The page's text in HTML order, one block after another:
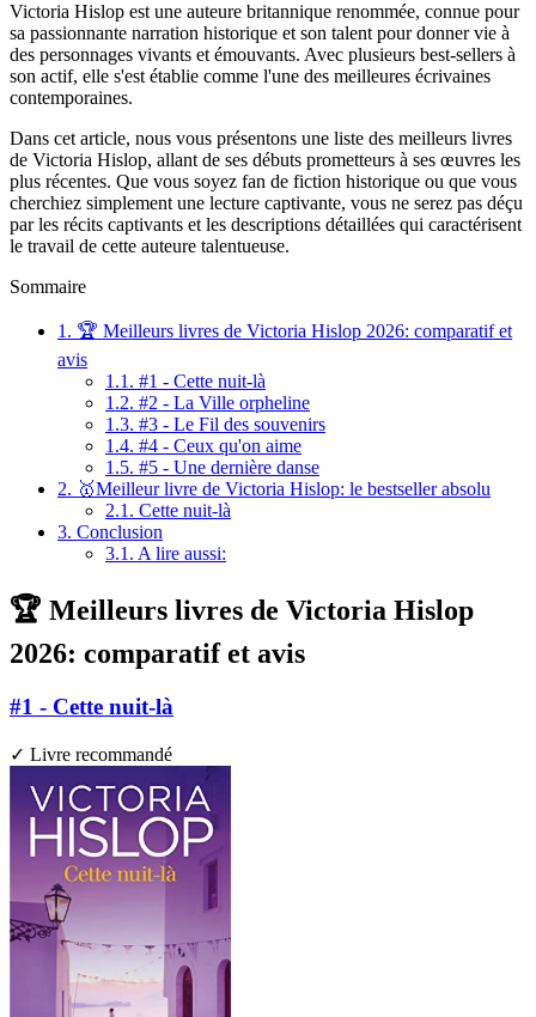
Victoria Hislop est une auteure britannique renommée, connue pour
sa passionnante narration historique et son talent pour donner vie à
des personnages vivants et émouvants. Avec plusieurs best-sellers à
son actif, elle s'est établie comme l'une des meilleures écrivaines
contemporaines.
Dans cet article, nous vous présentons une liste des meilleurs livres
de Victoria Hislop, allant de ses débuts prometteurs à ses œuvres les
plus récentes. Que vous soyez fan de fiction historique ou que vous
cherchiez simplement une lecture captivante, vous ne serez pas déçu
par les récits captivants et les descriptions détaillées qui caractérisent
le travail de cette auteure talentueuse.
Sommaire
1. 🏆 Meilleurs livres de Victoria Hislop 2026: comparatif et
avis
1.1. #1 - Cette nuit-là
1.2. #2 - La Ville orpheline
1.3. #3 - Le Fil des souvenirs
1.4. #4 - Ceux qu'on aime
1.5. #5 - Une dernière danse
2. 🥇Meilleur livre de Victoria Hislop: le bestseller absolu
2.1. Cette nuit-là
3. Conclusion
3.1. A lire aussi:
🏆 Meilleurs livres de Victoria Hislop
2026: comparatif et avis
#1 - Cette nuit-là
✓ Livre recommandé